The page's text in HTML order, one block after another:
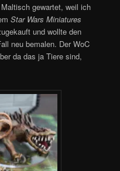
gewartet, weil ich
Star Wars Miniatures
und wollte den
neu bemalen. Der WoC
da das ja Tiere sind,